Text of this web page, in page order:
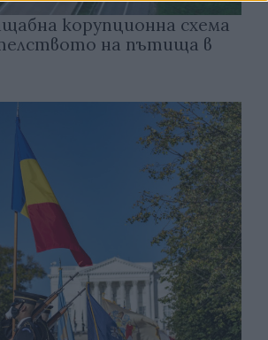
корупционна схема
на пътища в